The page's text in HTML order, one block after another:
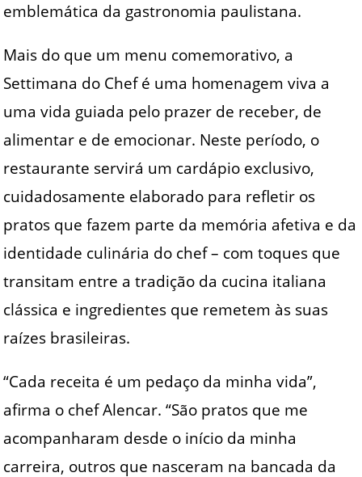
emblemática da gastronomia paulistana.
Mais do que um menu comemorativo, a
Settimana do Chef é uma homenagem viva a
uma vida guiada pelo prazer de receber, de
alimentar e de emocionar. Neste período, o
restaurante servirá um cardápio exclusivo,
cuidadosamente elaborado para refletir os
pratos que fazem parte da memória afetiva e da
identidade culinária do chef – com toques que
transitam entre a tradição da cucina italiana
clássica e ingredientes que remetem às suas
raízes brasileiras.
“Cada receita é um pedaço da minha vida”,
afirma o chef Alencar. “São pratos que me
acompanharam desde o início da minha
carreira, outros que nasceram na bancada da